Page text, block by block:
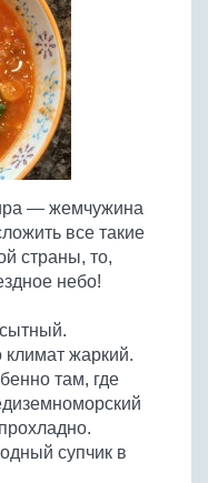
— жемчужина
все такие
страны, то,
небо!
жаркий.
там, где
супчик в